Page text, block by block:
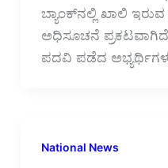
ಬ್ಯಾಂಕ್‌ನಲ್ಲಿ ಖಾಲಿ
ಅಧಿಸೂಚನೆ
ಪದವಿ ಪಡೆದ
National News